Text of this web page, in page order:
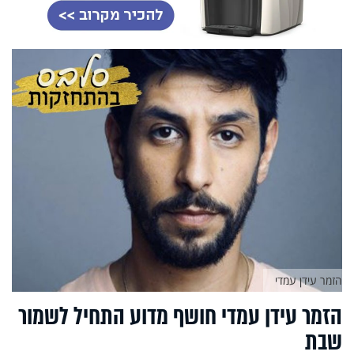
הזמר עידן עמדי חושף מדוע התחיל לשמור
שבת
הזמר עידן עמדי